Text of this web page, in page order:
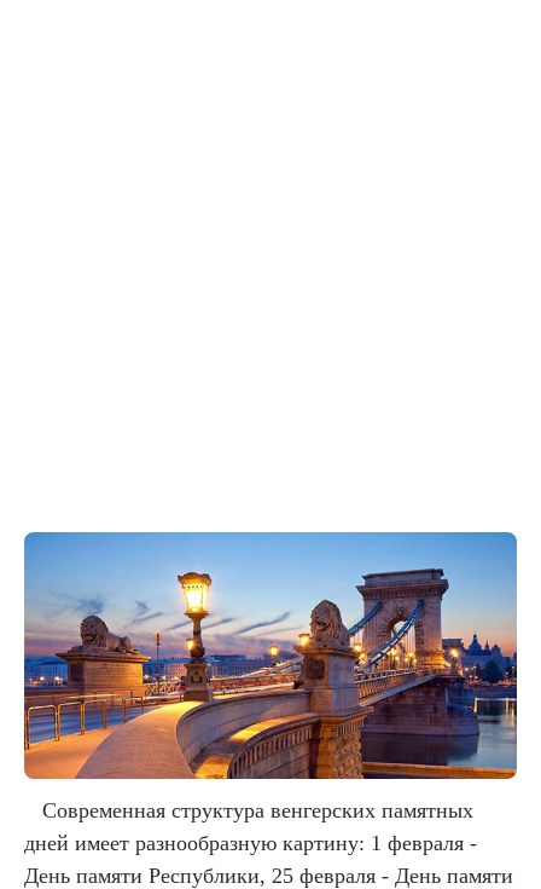
Современная структура венгерских памятных
дней имеет разнообразную картину: 1 февраля -
День памяти Республики, 25 февраля - День памяти